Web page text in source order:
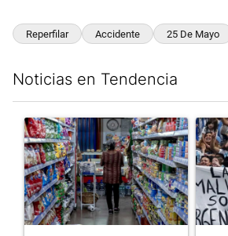
Reperfilar Accidente 25 De Mayo
Noticias en Tendencia
Un artículo de tendencia con el título
Un